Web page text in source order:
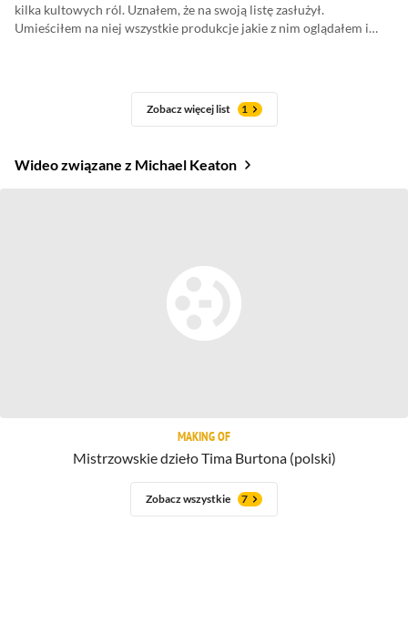
kilka kultowych ról. Uznałem, że na swoją listę zasłużył.
Umieściłem na niej wszystkie produkcje jakie z nim oglądałem i
Zobacz więcej list 1
Wideo związane z Michael Keaton
MAKING OF
Mistrzowskie dzieło Tima Burtona (polski)
Zobacz wszystkie 7